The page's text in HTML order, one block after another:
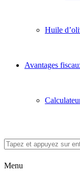
Huile
Avantages
Menu